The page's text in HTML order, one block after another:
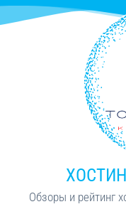
Обзоры и рейтинг